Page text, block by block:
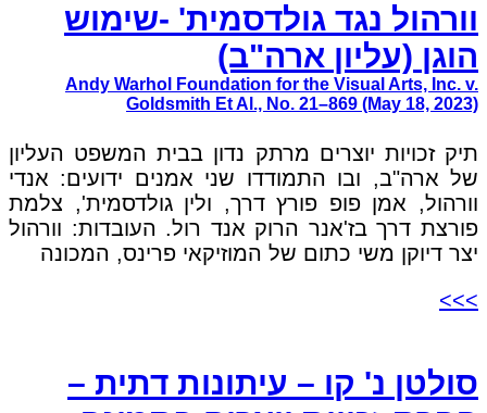
וורהול נגד גולדסמית' -שימוש
הוגן (עליון ארה"ב)
Andy Warhol Foundation for the Visual Arts, Inc. v.
Goldsmith Et Al., No. 21–869 (May 18, 2023)
תיק זכויות יוצרים מרתק נדון בבית המשפט העליון
של ארה"ב, ובו התמודדו שני אמנים ידועים: אנדי
וורהול, אמן פופ פורץ דרך, ולין גולדסמית', צלמת
פורצת דרך בז'אנר הרוק אנד רול. העובדות: וורהול
יצר דיוקן משי כתום של המוזיקאי פרינס, המכונה
>>>
סולטן נ' קו – עיתונות דתית –